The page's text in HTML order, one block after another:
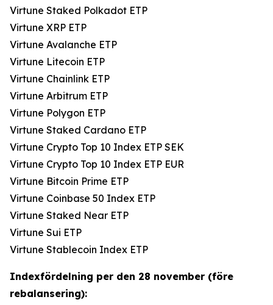
Virtune Staked Polkadot ETP
Virtune XRP ETP
Virtune Avalanche ETP
Virtune Litecoin ETP
Virtune Chainlink ETP
Virtune Arbitrum ETP
Virtune Polygon ETP
Virtune Staked Cardano ETP
Virtune Crypto Top 10 Index ETP SEK
Virtune Crypto Top 10 Index ETP EUR
Virtune Bitcoin Prime ETP
Virtune Coinbase 50 Index ETP
Virtune Staked Near ETP
Virtune Sui ETP
Virtune Stablecoin Index ETP
Indexfördelning per den 28 november (före
rebalansering):